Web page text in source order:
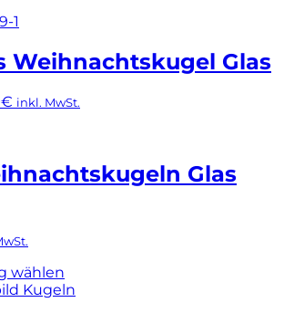
Weihnachtskugel Glas
€ inkl. MwSt.
Glas
wählen
Produkt